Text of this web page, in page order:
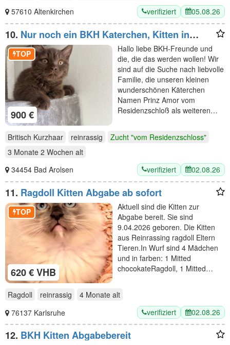
57610 Altenkirchen
verifiziert 05.08.26
10. Nur noch ein BKH Katerchen, Kitten in
chocolate mit Stammbaum
900 €
TOP
Hallo liebe BKH-Freunde und
die, die das werden wollen! Wir
sind auf die Suche nach liebvolle
Familie, die unseren kleinen
wunderschönen Käterchen
Namen Prinz Amor vom
Residenzschloß als weiteren…
Britisch Kurzhaar reinrassig
Zucht "vom Residenzschloss"
3 Monate 2 Wochen alt
34454 Bad Arolsen
verifiziert 02.08.26
11. Ragdoll Kitten Abgabe ab sofort
620 € VHB
TOP
Aktuell sind die Kitten zur
Abgabe bereit. Sie sind
9.04.2026 geboren. Die Kitten
aus Reinrassing ragdoll Eltern
Tieren.In Wurf sind 4 Mädchen
und in farben: 1 Mitted
chocokateRagdoll, 1 Mitted…
Ragdoll reinrassig 4 Monate alt
76137 Karlsruhe
verifiziert 02.08.26
12. BKH Kitten Abgabebereit